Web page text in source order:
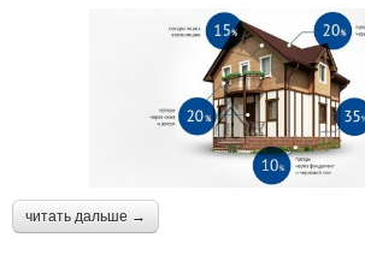
читать дальше →